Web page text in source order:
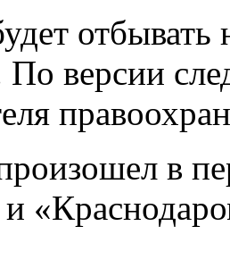
отбывать
По версии
в